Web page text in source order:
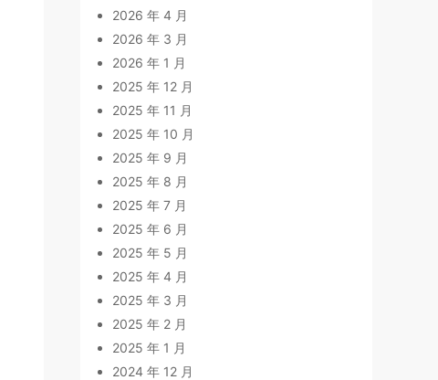
2026 年 4 月
2026 年 3 月
2026 年 1 月
2025 年 12 月
2025 年 11 月
2025 年 10 月
2025 年 9 月
2025 年 8 月
2025 年 7 月
2025 年 6 月
2025 年 5 月
2025 年 4 月
2025 年 3 月
2025 年 2 月
2025 年 1 月
2024 年 12 月